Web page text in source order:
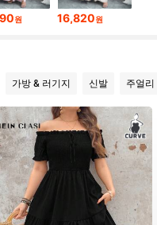
원 16,820원
가방 & 러기지 신발 주얼